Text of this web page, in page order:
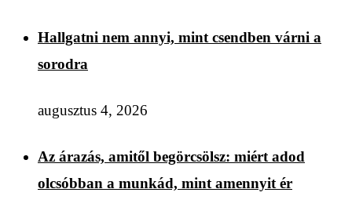
Hallgatni nem annyi, mint csendben várni a
sorodra
augusztus 4, 2026
Az árazás, amitől begörcsölsz: miért adod
olcsóbban a munkád, mint amennyit ér